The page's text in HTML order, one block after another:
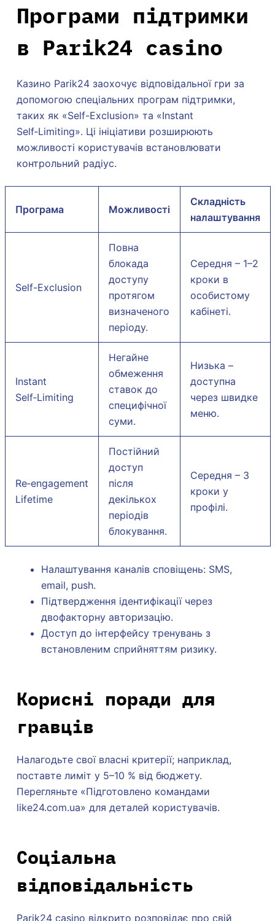
Програми підтримки
в Parik24 casino
Казино Parik24 заохочує відповідальної гри за
допомогою спеціальних програм підтримки,
таких як «Self-Exclusion» та «Instant
Self‑Limiting». Ці ініціативи розширюють
можливості користувачів встановлювати
контрольний радіус.
Програма Можливості
Складність
налаштування
Self-Exclusion
Повна
блокада
доступу
протягом
визначеного
періоду.
Середня – 1–2
кроки в
особистому
кабінеті.
Instant
Self‑Limiting
Негайне
обмеження
ставок до
специфічної
суми.
Низька –
доступна
через швидке
меню.
Re‑engagement
Lifetime
Постійний
доступ
після
декількох
періодів
блокування.
Середня – 3
кроки у
профілі.
Налаштування каналів сповіщень: SMS,
email, push.
Підтвердження ідентифікації через
двофакторну авторизацію.
Доступ до інтерфейсу тренувань з
встановленим сприйняттям ризику.
Корисні поради для
гравців
Налагодьте свої власні критерії; наприклад,
поставте лиміт у 5–10 % від бюджету.
Перегляньте «Підготовлено командами
like24.com.ua» для деталей користувачів.
Соціальна
відповідальність
Parik24 casino відкрито розповідає про свій